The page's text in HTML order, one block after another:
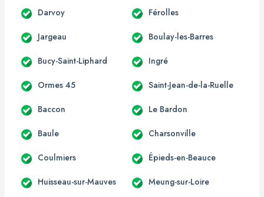
Darvoy Férolles
Jargeau Boulay-les-Barres
Bucy-Saint-Liphard Ingré
Ormes 45 Saint-Jean-de-la-Ruelle
Baccon Le Bardon
Baule Charsonville
Coulmiers Épieds-en-Beauce
Huisseau-sur-Mauves Meung-sur-Loire